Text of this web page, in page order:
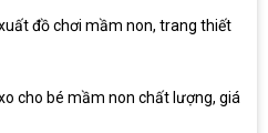
đồ chơi mầm non, trang thiết
cho bé mầm non chất lượng, giá